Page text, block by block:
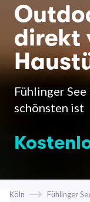
direkt
Fühlinger See
schönsten ist
Köln Fühlinger